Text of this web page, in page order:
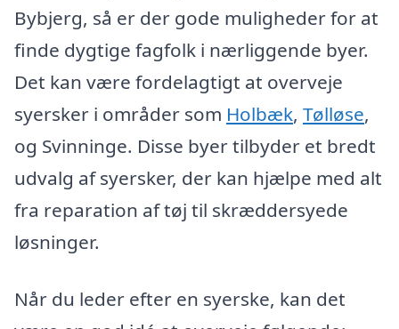
Bybjerg, så er der gode muligheder for at
finde dygtige fagfolk i nærliggende byer.
Det kan være fordelagtigt at overveje
syersker i områder som Holbæk, Tølløse,
og Svinninge. Disse byer tilbyder et bredt
udvalg af syersker, der kan hjælpe med alt
fra reparation af tøj til skræddersyede
løsninger.
Når du leder efter en syerske, kan det